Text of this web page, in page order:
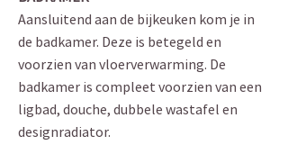
Aansluitend aan de bijkeuken kom je in
de badkamer. Deze is betegeld en
voorzien van vloerverwarming. De
badkamer is compleet voorzien van een
ligbad, douche, dubbele wastafel en
designradiator.